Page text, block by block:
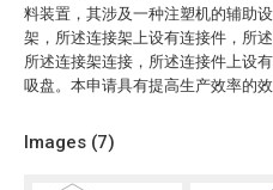
料装置，其涉及一种注塑机的辅助
架，所述连接架上设有连接件，所
所述连接架连接，所述连接件上设
吸盘。本申请具有提高生产效率的效
Images (7)